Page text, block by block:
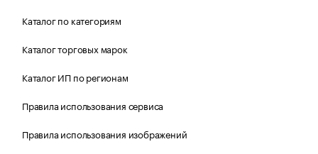
Каталог по категориям
Каталог торговых марок
Каталог ИП по регионам
Правила использования сервиса
Правила использования изображений